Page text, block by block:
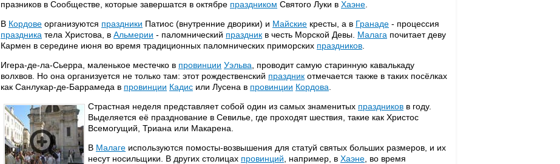
празников в Сообществе, которые завершатся в октябре праздником Святого Луки в Хаэне
В Кордове организуются праздники Патиос (внутренние дворики) и Майские кресты, а в Гранаде - процессия
праздника тела Христова, в Альмерии - паломнический праздник в честь Морской Девы. Малага почитает деву
Кармен в середине июня во время традиционных паломнических приморских праздников
Игера-де-ла-Сьерра, маленькое местечко в провинции Уэльва , проводит самую старинную кавалькаду
волхвов. Но она организуется не только там: этот рождественский праздник отмечается также в таких посёлках
как Санлукар-де-Баррамеда в провинции Кадис или Лусена в провинции Кордова
Страстная неделя представляет собой один из самых знаменитых праздников в году.
Выделяется её празднование в Севилье, где проходят шествия, такие как Христос
Всемогущий, Триана или Макарена.
В Малаге используются помосты-возвышения для статуй святых больших размеров, и их
несут носильщики. В других столицах провинций , например, в Хаэне , во время